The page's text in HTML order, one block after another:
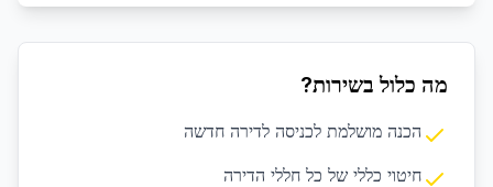
מה כלול בשירות?
הכנה מושלמת לכניסה לדירה חדשה
חיטוי כללי של כל חללי הדירה